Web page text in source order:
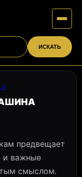
ИСКАТЬ
предвещает
и важные
смыслом.